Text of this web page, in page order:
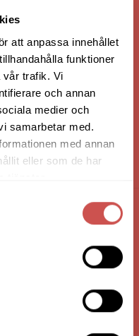
att anpassa innehållet
funktioner
vår trafik. Vi
och annan
medier och
samarbetar med.
med annan
eller som de har